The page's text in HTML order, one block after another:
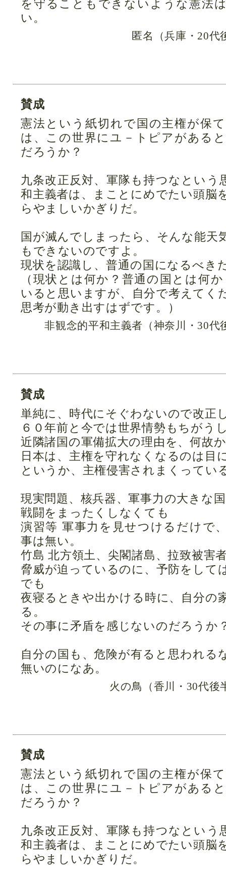
を守ることもできないような憲法
い。
匿名（兵庫・20代
賛成
憲法という紙切れで国の主権が保
は、この世界にユ－トピアがある
だろうか？
九条改正反対、軍隊も持つなという
和主義者は、まことにめでたい頭脳
らやましいかぎりだ。
国が滅んでしまったら、そんな能天
もできないのですよ。
現状を認識し、普通の国になるべき
（現状とは何か？普通の国とは何
いると思いますが、自分で考えてく
思考が動き出すはずです。）
非観念的平和主義者（神奈川・30代
賛成
単純に、時代にそぐわないので改正
６０年前と今では世界情勢もちがう
近隣諸国の軍備拡大の理由を、何故
日本は、主権を守れなくなるのは目
というか、主権侵害されまくってい
現実問題、核兵器、軍事力の大きな
戦闘をまったくしなくても
演習等 軍事力を見せつけるだけで
事は無い。
竹島 北方領土、尖閣諸島、拉致被害
脅威が迫っているのに、予防をして
でも
夜寝るときや出かける時に、自分の
る。
その事に矛盾を感じないのだろうか
自分の国も、危険が有ると思われる
無いのになあ。
火の鳥（香川・30代後
賛成
憲法という紙切れで国の主権が保
は、この世界にユ－トピアがある
だろうか？
九条改正反対、軍隊も持つなという
和主義者は、まことにめでたい頭脳
らやましいかぎりだ。